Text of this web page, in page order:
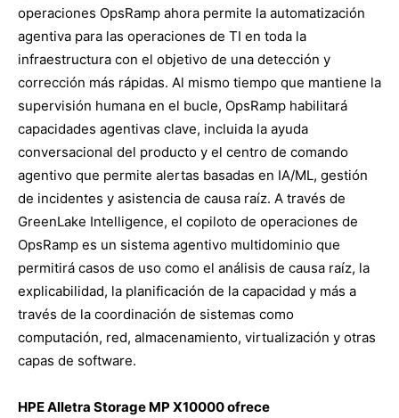
operaciones OpsRamp ahora permite la automatización
agentiva para las operaciones de TI en toda la
infraestructura con el objetivo de una detección y
corrección más rápidas. Al mismo tiempo que mantiene la
supervisión humana en el bucle, OpsRamp habilitará
capacidades agentivas clave, incluida la ayuda
conversacional del producto y el centro de comando
agentivo que permite alertas basadas en IA/ML, gestión
de incidentes y asistencia de causa raíz. A través de
GreenLake Intelligence, el copiloto de operaciones de
OpsRamp es un sistema agentivo multidominio que
permitirá casos de uso como el análisis de causa raíz, la
explicabilidad, la planificación de la capacidad y más a
través de la coordinación de sistemas como
computación, red, almacenamiento, virtualización y otras
capas de software.
HPE Alletra Storage MP X10000 ofrece